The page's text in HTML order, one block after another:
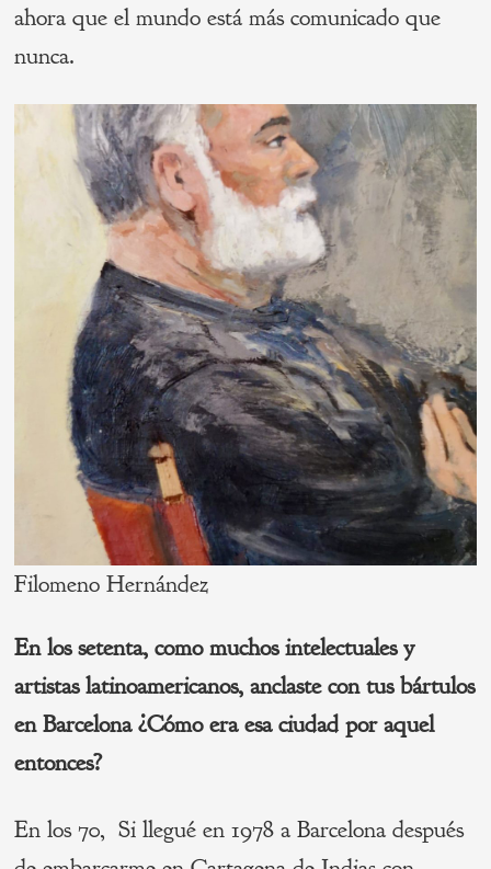
ahora que el mundo está más comunicado que
nunca.
Filomeno Hernández
En los setenta, como muchos intelectuales y
artistas latinoamericanos, anclaste con tus bártulos
en Barcelona ¿Cómo era esa ciudad por aquel
entonces?
En los 70, Si llegué en 1978 a Barcelona después